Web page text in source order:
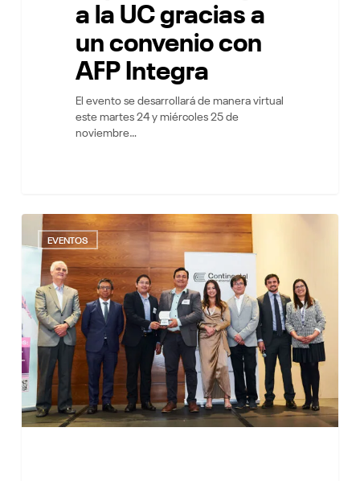
a la UC gracias a
un convenio con
AFP Integra
El evento se desarrollará de manera virtual
este martes 24 y miércoles 25 de
noviembre…
vivimos
Encuentro
Empresarial
y
el
Premio
a
la
Gestión
Talento
en
EVENTOS
8